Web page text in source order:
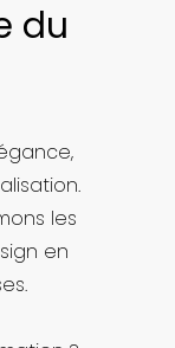
du
les
en